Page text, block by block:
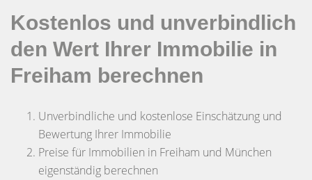
Kostenlos und unverbindlich
den Wert Ihrer Immobilie in
Freiham berechnen
Unverbindliche und kostenlose Einschätzung und
Bewertung Ihrer Immobilie
Preise für Immobilien in Freiham und München
eigenständig berechnen